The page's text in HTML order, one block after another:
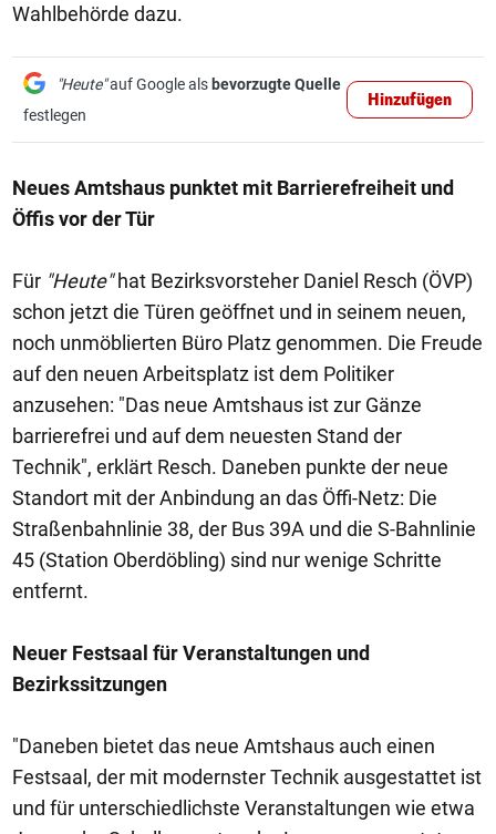
Wahlbehörde dazu.
"Heute"auf Google als bevorzugte Quelle
festlegen
Hinzufügen
Neues Amtshaus punktet mit Barrierefreiheit und
Öffis vor der Tür
Für "Heute"hat Bezirksvorsteher Daniel Resch (ÖVP)
schon jetzt die Türen geöffnet und in seinem neuen,
noch unmöblierten Büro Platz genommen. Die Freude
auf den neuen Arbeitsplatz ist dem Politiker
anzusehen: "Das neue Amtshaus ist zur Gänze
barrierefrei und auf dem neuesten Stand der
Technik", erklärt Resch. Daneben punkte der neue
Standort mit der Anbindung an das Öffi-Netz: Die
Straßenbahnlinie 38, der Bus 39A und die S-Bahnlinie
45 (Station Oberdöbling) sind nur wenige Schritte
entfernt.
Neuer Festsaal für Veranstaltungen und
Bezirkssitzungen
"Daneben bietet das neue Amtshaus auch einen
Festsaal, der mit modernster Technik ausgestattet ist
und für unterschiedlichste Veranstaltungen wie etwa